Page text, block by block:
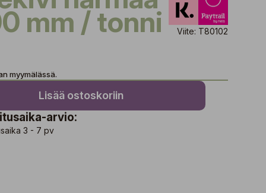
mm / tonni Viite: T80102
myymälässä.
Lisää ostoskoriin
arvio:
3 - 7 pv